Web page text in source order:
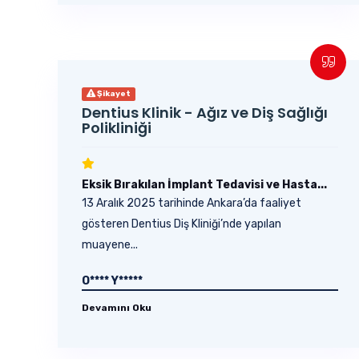
Şikayet
Dentius Klinik - Ağız ve Diş Sağlığı
Polikliniği
Eksik Bırakılan İmplant Tedavisi ve Hasta...
13 Aralık 2025 tarihinde Ankara’da faaliyet
gösteren Dentius Diş Kliniği’nde yapılan
muayene...
O**** Y*****
Devamını Oku